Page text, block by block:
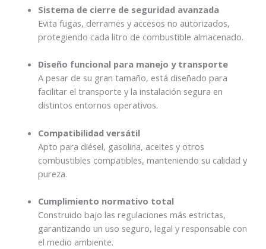
Sistema de cierre de seguridad avanzada
Evita fugas, derrames y accesos no autorizados,
protegiendo cada litro de combustible almacenado.
Diseño funcional para manejo y transporte
A pesar de su gran tamaño, está diseñado para
facilitar el transporte y la instalación segura en
distintos entornos operativos.
Compatibilidad versátil
Apto para diésel, gasolina, aceites y otros
combustibles compatibles, manteniendo su calidad y
pureza.
Cumplimiento normativo total
Construido bajo las regulaciones más estrictas,
garantizando un uso seguro, legal y responsable con
el medio ambiente.